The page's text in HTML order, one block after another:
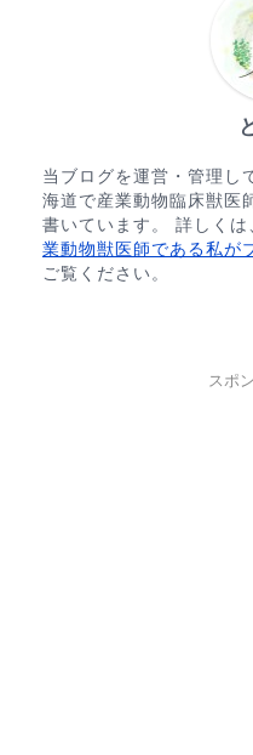
当ブログを運営・管理し
海道で産業動物臨床獣医
書いています。 詳しくは
業動物獣医師である私が
ご覧ください。
スポ